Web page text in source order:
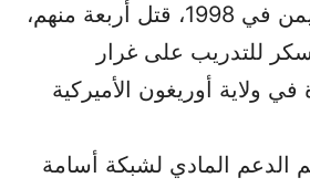
سائحا غربيا في اليمن في 1998، قتل أربعة منهم،
للتدريب على غرار
ولاية أوريغون الأميركية
الدعم المادي لشبكة أسامة